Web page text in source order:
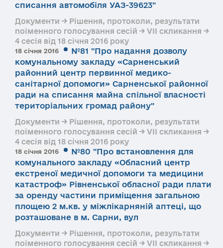
списання автомобіля УАЗ-39623"
Документи → Рішення, протоколи, результати
поіменного голосування сесій → VII скликання →
4 сесія від 18 січня 2016 року
18 січня 2016
№81 "Про надання дозволу
комунальному закладу «Сарненський
районний центр первинної медико-
санітарної допомоги» Сарненської районної
ради на списання майна спільної власності
територіальних громад району"
Документи → Рішення, протоколи, результати
поіменного голосування сесій → VII скликання →
4 сесія від 18 січня 2016 року
18 січня 2016
№80 "Про встановлення для
комунального закладу «Обласний центр
екстреної медичної допомоги та медицини
катастроф» Рівненської обласної ради плати
за оренду частини приміщення загальною
площею 2 м.кв. у міжлікарняній аптеці, що
розташоване в м. Сарни, вул
Документи → Рішення, протоколи, результати
поіменного голосування сесій → VII скликання →